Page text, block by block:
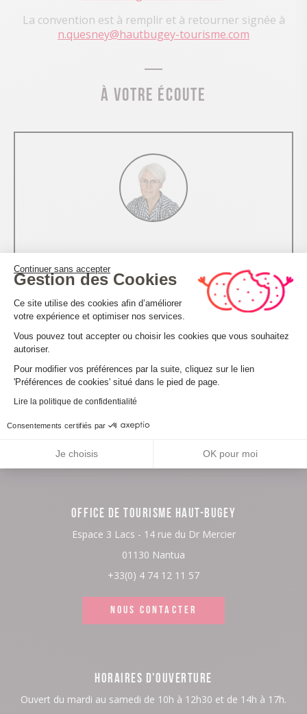
La convention est à remplir et à retourner signée à
n.quesney@hautbugey-tourisme.com
À votre écoute
Nathalie Quesney
Responsable communication et promotion
n.quesney@hautbugey-tourisme.com
Tél. 04 74 12 19 58
Partager sur
OFFICE DE TOURISME HAUT-BUGEY
Espace 3 Lacs - 14 rue du Dr Mercier
01130 Nantua
+33(0) 4 74 12 11 57
NOUS CONTACTER
HORAIRES D'OUVERTURE
Ouvert du mardi au samedi de 10h à 12h30 et de 14h à 17h.
Continuer sans accepter
Gestion des Cookies
Plateforme de Gestion du
Ce site utilise des cookies afin d’améliorer
votre expérience et optimiser nos services.
Vous pouvez tout accepter ou choisir les cookies que vous souhaitez
autoriser.
Pour modifier vos préférences par la suite, cliquez sur le lien
'Préférences de cookies' situé dans le pied de page.
Lire la politique de confidentialité
Consentements certifiés par
Je choisis OK pour moi